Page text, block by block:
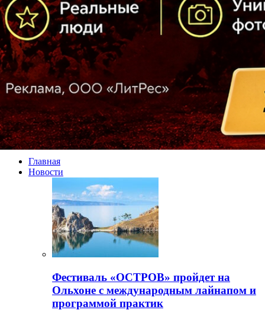
Главная
Новости
Фестиваль «ОСТРОВ» пройдет на
Ольхоне с международным лайнапом и
программой практик